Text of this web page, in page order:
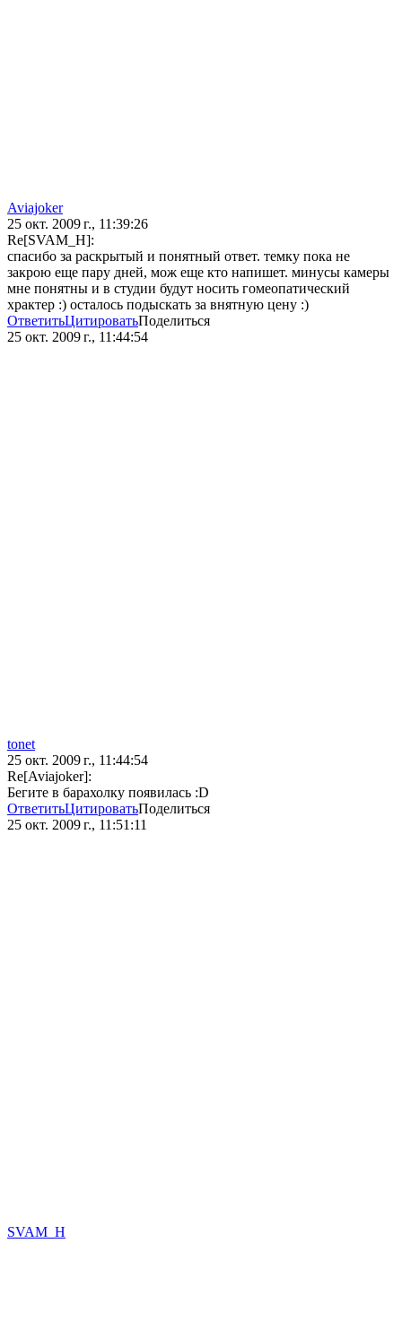
Aviajoker
25 окт. 2009 г., 11:39:26
Re[SVAM_H]:
спасибо за раскрытый и понятный ответ. темку пока не
закрою еще пару дней, мож еще кто напишет. минусы камеры
мне понятны и в студии будут носить гомеопатический
храктер :) осталось подыскать за внятную цену :)
ОтветитьЦитироватьПоделиться
25 окт. 2009 г., 11:44:54
tonet
25 окт. 2009 г., 11:44:54
Re[Aviajoker]:
Бегите в барахолку появилась :D
ОтветитьЦитироватьПоделиться
25 окт. 2009 г., 11:51:11
SVAM_H